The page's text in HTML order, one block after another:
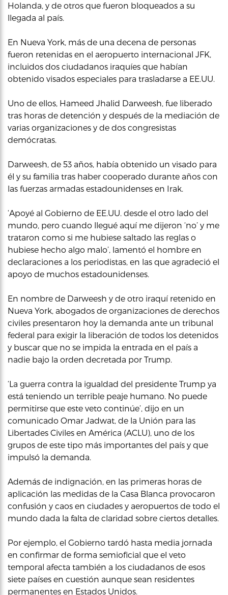
Holanda, y de otros que fueron bloqueados a su
llegada al país.
En Nueva York, más de una decena de personas
fueron retenidas en el aeropuerto internacional JFK,
incluidos dos ciudadanos iraquíes que habían
obtenido visados especiales para trasladarse a EE.UU.
Uno de ellos, Hameed Jhalid Darweesh, fue liberado
tras horas de detención y después de la mediación de
varias organizaciones y de dos congresistas
demócratas.
Darweesh, de 53 años, había obtenido un visado para
él y su familia tras haber cooperado durante años con
las fuerzas armadas estadounidenses en Irak.
‘Apoyé al Gobierno de EE.UU. desde el otro lado del
mundo, pero cuando llegué aquí me dijeron ‘no’ y me
trataron como si me hubiese saltado las reglas o
hubiese hecho algo malo’, lamentó el hombre en
declaraciones a los periodistas, en las que agradeció el
apoyo de muchos estadounidenses.
En nombre de Darweesh y de otro iraquí retenido en
Nueva York, abogados de organizaciones de derechos
civiles presentaron hoy la demanda ante un tribunal
federal para exigir la liberación de todos los detenidos
y buscar que no se impida la entrada en el país a
nadie bajo la orden decretada por Trump.
‘La guerra contra la igualdad del presidente Trump ya
está teniendo un terrible peaje humano. No puede
permitirse que este veto continúe’, dijo en un
comunicado Omar Jadwat, de la Unión para las
Libertades Civiles en América (ACLU), uno de los
grupos de este tipo más importantes del país y que
impulsó la demanda.
Además de indignación, en las primeras horas de
aplicación las medidas de la Casa Blanca provocaron
confusión y caos en ciudades y aeropuertos de todo el
mundo dada la falta de claridad sobre ciertos detalles.
Por ejemplo, el Gobierno tardó hasta media jornada
en confirmar de forma semioficial que el veto
temporal afecta también a los ciudadanos de esos
siete países en cuestión aunque sean residentes
permanentes en Estados Unidos.